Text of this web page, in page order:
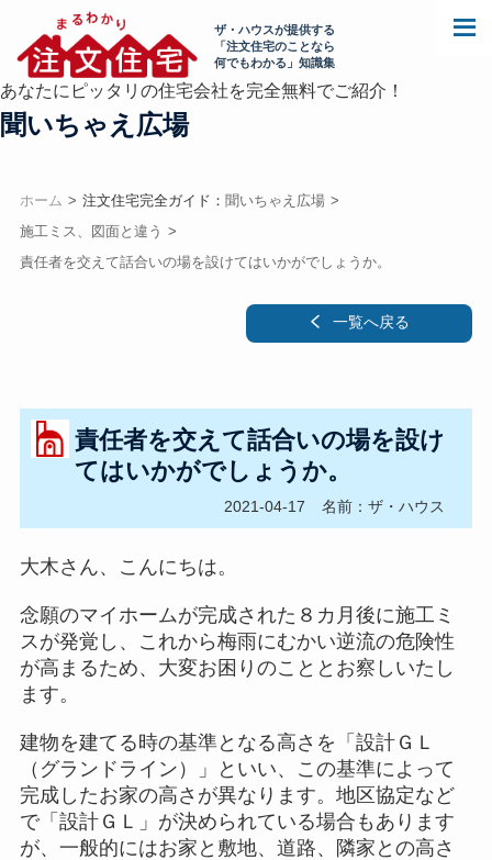
ザ・ハウスが提供する
「注文住宅のことなら
何でもわかる」知識集
あなたにピッタリの住宅会社を完全無料でご紹介！
聞いちゃえ広場
ホーム 注文住宅完全ガイド： 聞いちゃえ広場
施工ミス、図面と違う
責任者を交えて話合いの場を設けてはいかがでしょうか。
一覧へ戻る
責任者を交えて話合いの場を設け
てはいかがでしょうか。
2021-04-17 名前：ザ・ハウス
大木さん、こんにちは。
念願のマイホームが完成された８カ月後に施工ミ
スが発覚し、これから梅雨にむかい逆流の危険性
が高まるため、大変お困りのこととお察しいたし
ます。
建物を建てる時の基準となる高さを「設計ＧＬ
（グランドライン）」といい、この基準によって
完成したお家の高さが異なります。地区協定など
で「設計ＧＬ」が決められている場合もあります
が、一般的にはお家と敷地、道路、隣家との高さ